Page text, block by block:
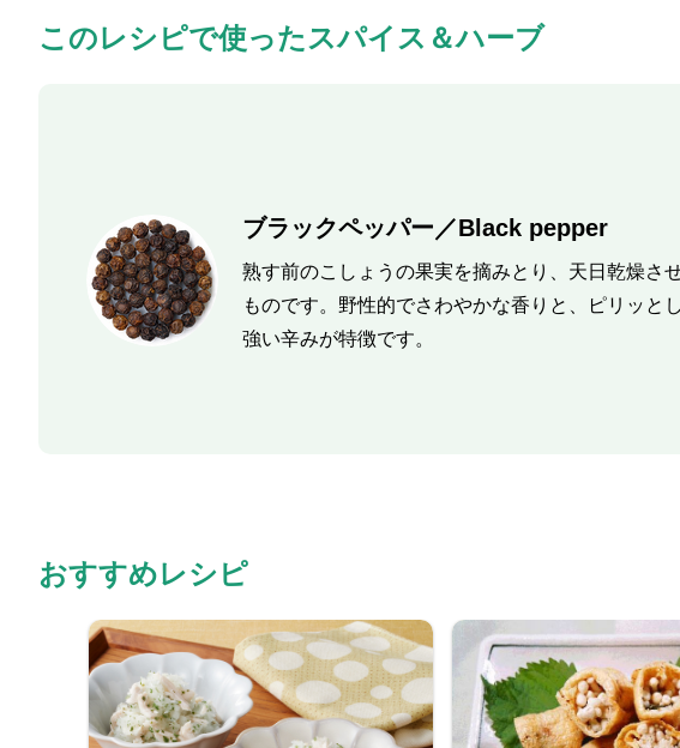
このレシピで使ったスパイス＆ハーブ
ブラックペッパー／Black pepper
熟す前のこしょうの果実を摘みとり、天日乾燥さ
ものです。野性的でさわやかな香りと、ピリッと
強い辛みが特徴です。
おすすめレシピ